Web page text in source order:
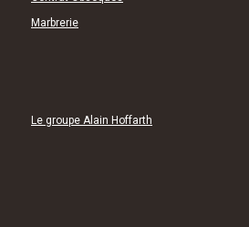
Marbrerie
Le groupe Alain Hoffarth